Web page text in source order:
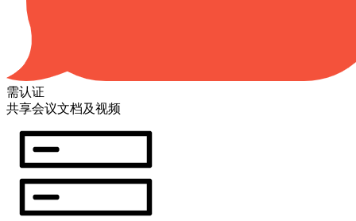
需认证
共享会议文档及视频